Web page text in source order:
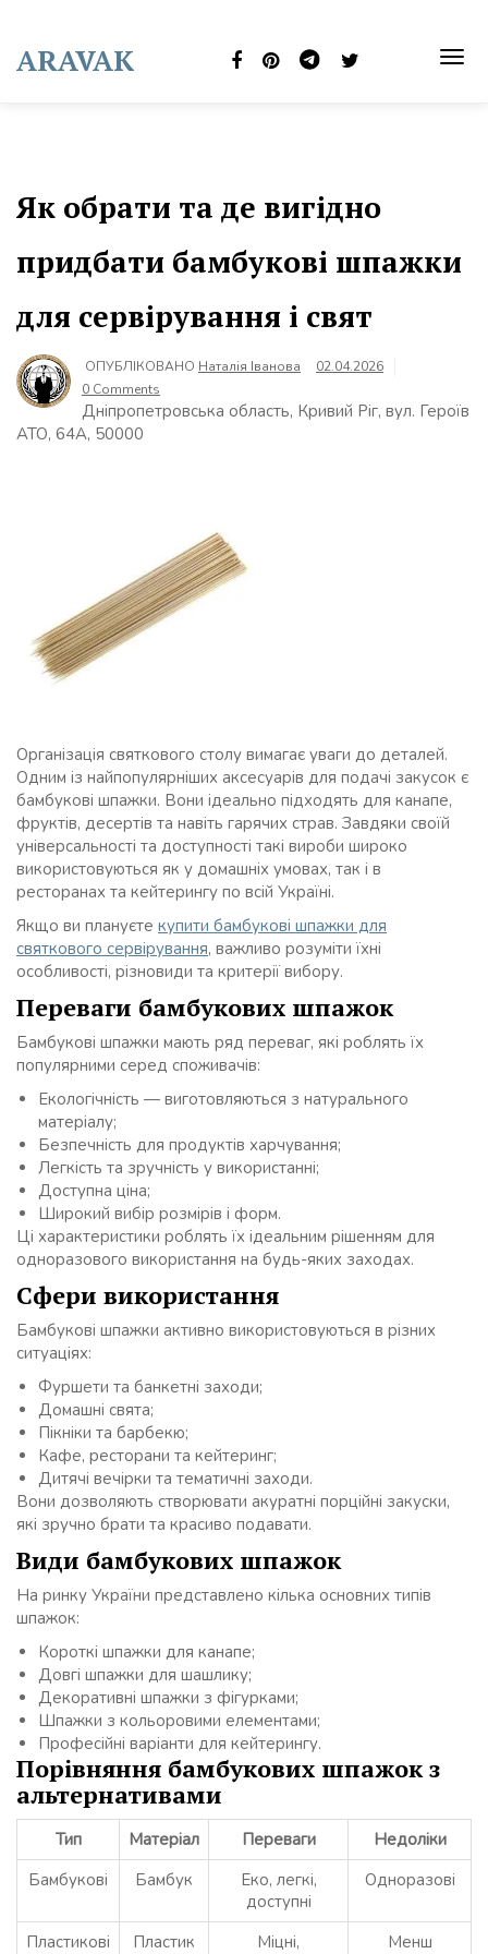
content
ARAVAK
Як обрати та де вигідно
придбати бамбукові шпажки
для сервірування і свят
ОПУБЛІКОВАНО Наталія Іванова
02.04.2026
0 Comments
Дніпропетровська область, Кривий Ріг, вул. Героїв
АТО, 64А, 50000
Організація святкового столу вимагає уваги до деталей.
Одним із найпопулярніших аксесуарів для подачі закусок є
бамбукові шпажки. Вони ідеально підходять для канапе,
фруктів, десертів та навіть гарячих страв. Завдяки своїй
універсальності та доступності такі вироби широко
використовуються як у домашніх умовах, так і в
ресторанах та кейтерингу по всій Україні.
Якщо ви плануєте купити бамбукові шпажки для
святкового сервірування, важливо розуміти їхні
особливості, різновиди та критерії вибору.
Переваги бамбукових шпажок
Бамбукові шпажки мають ряд переваг, які роблять їх
популярними серед споживачів:
Екологічність — виготовляються з натурального
матеріалу;
Безпечність для продуктів харчування;
Легкість та зручність у використанні;
Доступна ціна;
Широкий вибір розмірів і форм.
Ці характеристики роблять їх ідеальним рішенням для
одноразового використання на будь-яких заходах.
Сфери використання
Бамбукові шпажки активно використовуються в різних
ситуаціях:
Фуршети та банкетні заходи;
Домашні свята;
Пікніки та барбекю;
Кафе, ресторани та кейтеринг;
Дитячі вечірки та тематичні заходи.
Вони дозволяють створювати акуратні порційні закуски,
які зручно брати та красиво подавати.
Види бамбукових шпажок
На ринку України представлено кілька основних типів
шпажок:
Короткі шпажки для канапе;
Довгі шпажки для шашлику;
Декоративні шпажки з фігурками;
Шпажки з кольоровими елементами;
Професійні варіанти для кейтерингу.
Порівняння бамбукових шпажок з
альтернативами
Тип Матеріал Переваги
Недоліки
Бамбукові
Бамбук
Еко, легкі,
доступні
Одноразові
Пластикові Пластик
Міцні,
Менш